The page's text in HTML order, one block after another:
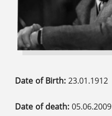
Date of Birth: 23.01.1912
Date of death: 05.06.2009